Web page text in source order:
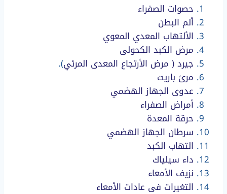
حصوات الصفراء
ألم البطن
الألتهاب المعدي المعوي
مرض الكبد الكحولى
جيرد ( مرض الأرتجاع المعدى المرئي).
مرئ باريت
عدوى الجهاز الهضمي
أمراض الصفراء
حرقة المعدة
سرطان الجهاز الهضمي
التهاب الكبد
داء سيلياك
نزيف الأمعاء
التغيرات فى عادات الأمعاء